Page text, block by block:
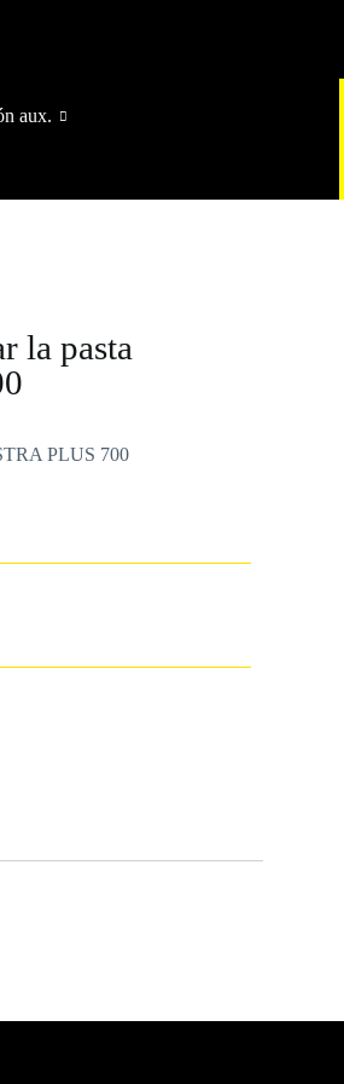
aux.
la pasta
PLUS 700